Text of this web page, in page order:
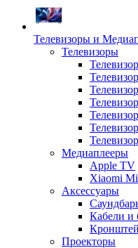
Телевизоры и
Телевизоры
Медиаплееры
Apple TV
Xiaomi
Аксессуары
Кабели и
Проекторы